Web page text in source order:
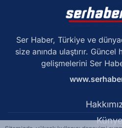
Ser Haber, Türkiye ve
size anında ulaştırır.
gelişmelerini Ser